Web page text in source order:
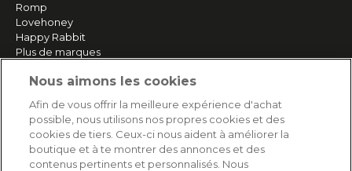
Romp
Lovehoney
Happy Rabbit
Plus de marques
SERVICE
Livraison rapide et gratuite
Retours & remboursements
Paiement sécurisé
Nous aimons les cookies
Afin de vous offrir la meilleure expérience d'achat
possible, nous utilisons nos propres cookies et des
cookies de tiers. Ceux-ci nous aident à améliorer la
boutique et à te montrer des annonces et des
contenus pertinents et personnalisés. Nous